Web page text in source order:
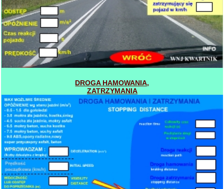
DROGA HAMOWANIA,
ZATRZYMANIA